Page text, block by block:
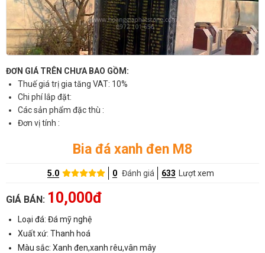
ĐƠN GIÁ TRÊN CHƯA BAO GỒM:
Thuế giá trị gia tăng VAT: 10%
Chi phí lắp đặt:
Các sản phẩm đặc thù :
Đơn vị tính :
Bia đá xanh đen M8
5.0 0 Đánh giá 633 Lượt xem
GIÁ BÁN: 10,000đ
Loại đá: Đá mỹ nghệ
Xuất xứ: Thanh hoá
Màu sắc: Xanh đen,xanh rêu,vân mây